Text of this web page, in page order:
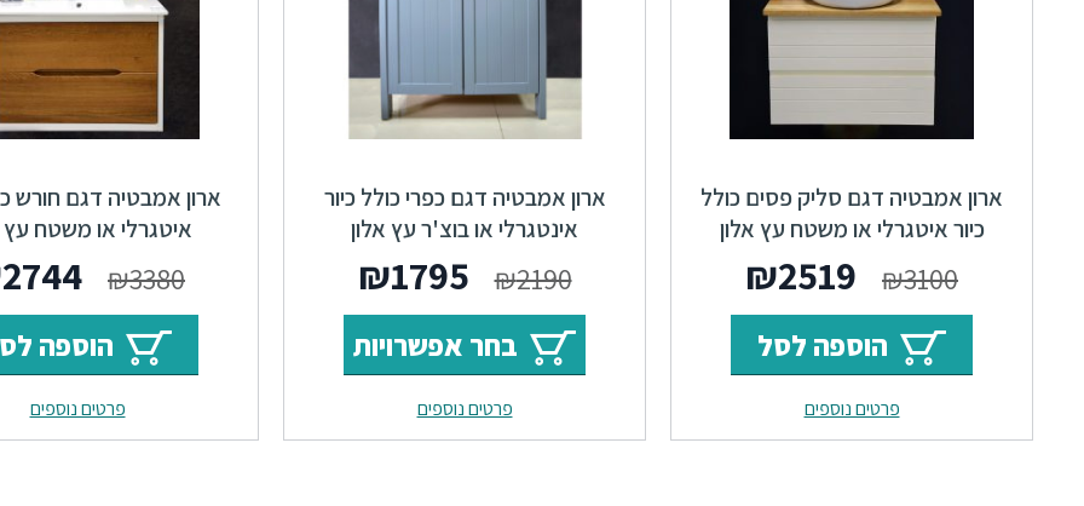
ארון אמבטיה דגם סליק פסים כולל
כיור איטגרלי או משטח עץ אלון
₪3100
המחיר
המקורי
היה:
₪3100.
₪2519
הנוכחי
הוא:
₪2519.
הוספה לסל
פרטים נוספים
ארון אמבטיה דגם כפרי כולל כיור
אינטגרלי או בוצ'ר עץ אלון
₪2190
₪1795
בחר אפשרויות
פרטים נוספים
ארון אמבטיה דגם חורש
איטגרלי או משטח עץ
₪3380
היה:
2744
הוספה
פרטים נוספים